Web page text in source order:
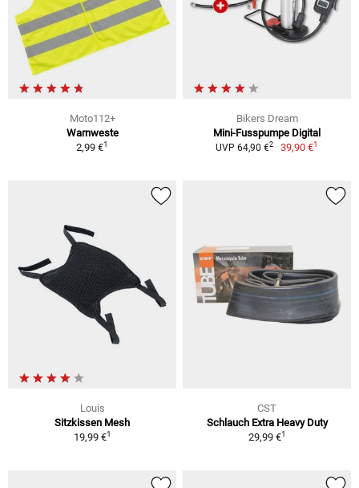
Moto112+
Warnweste
2,99 €1
Bikers Dream
Mini-Fusspumpe Digital
UVP 64,90 €2 39,90 €1
Louis
Sitzkissen Mesh
19,99 €1
CST
Schlauch Extra Heavy Duty
29,99 €1